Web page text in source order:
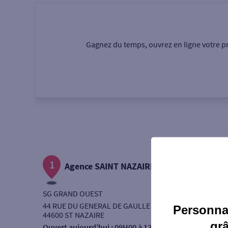
Autour de moi
Gagnez du temps, ouvrez en ligne votre
1 Agence SAINT NAZAIRE
SG GRAND OUEST
44 RUE DU GENERAL DE GAULLE
44600 ST NAZAIRE